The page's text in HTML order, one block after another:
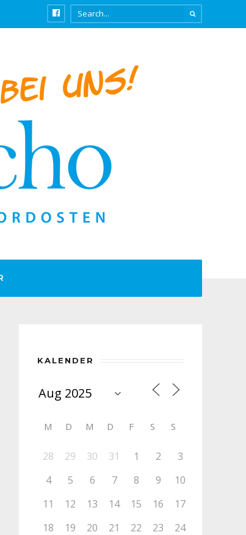
KALENDER
M D M D F S S
28 29 30 31 1 2
3
4
5 6 7 8 9
10
11
12 13 14 15 16
17
18
19 20 21 22 23
24